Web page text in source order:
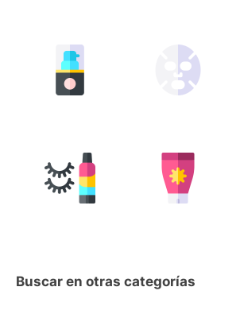
Buscar en otras categorías